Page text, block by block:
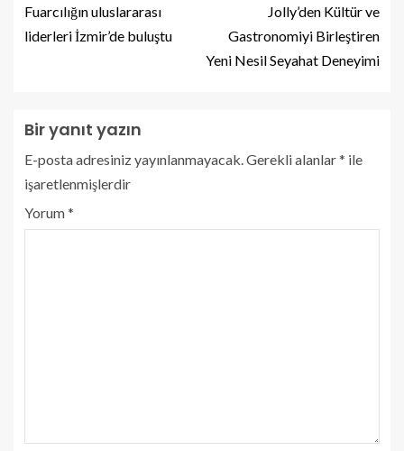
Fuarcılığın uluslararası
liderleri İzmir’de buluştu
Jolly’den Kültür ve
Gastronomiyi Birleştiren
Yeni Nesil Seyahat Deneyimi
Bir yanıt yazın
E-posta adresiniz yayınlanmayacak. Gerekli alanlar* ile
işaretlenmişlerdir
Yorum*